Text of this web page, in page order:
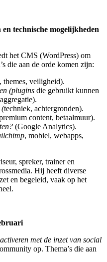
technische mogelijkheden
het CMS (WordPress) om
die aan de orde komen zijn:
, themes, veiligheid).
(plugins die gebruikt kunnen
(techniek, achtergronden).
content, betaalmuur).
(Google Analytics).
, mobiel, webapps,
spreker, trainer en
Hij heeft diverse
en begeleid, vaak op het
met de inzet van social
op. Thema’s die aan